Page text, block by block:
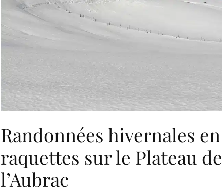
Randonnées hivernales en
raquettes sur le Plateau de
l’Aubrac